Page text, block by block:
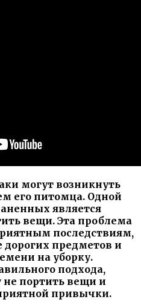
могут возникнуть
его питомца. Одной
является
вещи. Эта проблема
последствиям,
предметов и
на уборку.
подхода,
портить вещи и
привычки.